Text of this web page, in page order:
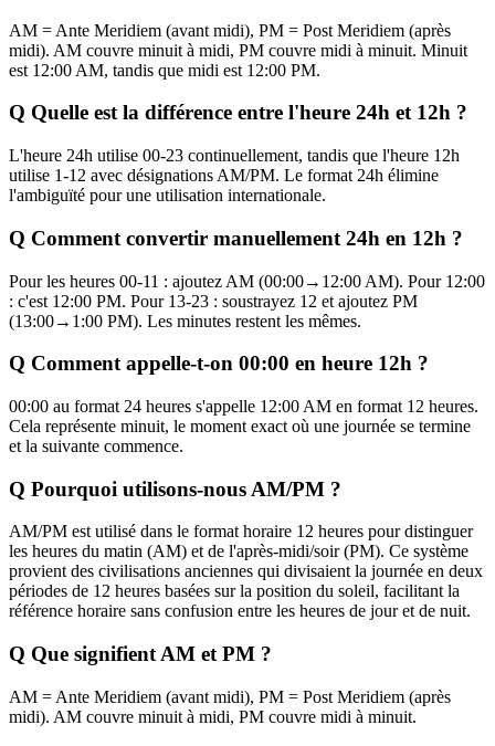
AM = Ante Meridiem (avant midi), PM = Post Meridiem (après
midi). AM couvre minuit à midi, PM couvre midi à minuit. Minuit
est 12:00 AM, tandis que midi est 12:00 PM.
Q Quelle est la différence entre l'heure 24h et 12h ?
L'heure 24h utilise 00-23 continuellement, tandis que l'heure 12h
utilise 1-12 avec désignations AM/PM. Le format 24h élimine
l'ambiguïté pour une utilisation internationale.
Q Comment convertir manuellement 24h en 12h ?
Pour les heures 00-11 : ajoutez AM (00:00→12:00 AM). Pour 12:00
: c'est 12:00 PM. Pour 13-23 : soustrayez 12 et ajoutez PM
(13:00→1:00 PM). Les minutes restent les mêmes.
Q Comment appelle-t-on 00:00 en heure 12h ?
00:00 au format 24 heures s'appelle 12:00 AM en format 12 heures.
Cela représente minuit, le moment exact où une journée se termine
et la suivante commence.
Q Pourquoi utilisons-nous AM/PM ?
AM/PM est utilisé dans le format horaire 12 heures pour distinguer
les heures du matin (AM) et de l'après-midi/soir (PM). Ce système
provient des civilisations anciennes qui divisaient la journée en deux
périodes de 12 heures basées sur la position du soleil, facilitant la
référence horaire sans confusion entre les heures de jour et de nuit.
Q Que signifient AM et PM ?
AM = Ante Meridiem (avant midi), PM = Post Meridiem (après
midi). AM couvre minuit à midi, PM couvre midi à minuit.